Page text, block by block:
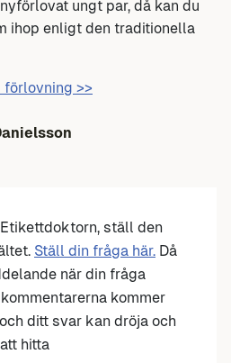
ungt par, då kan du
ihop enligt den traditionella
förlovning >>
ställ den
Ställ din fråga här. Då
när din fråga
kommer
ditt svar kan dröja och
hitta